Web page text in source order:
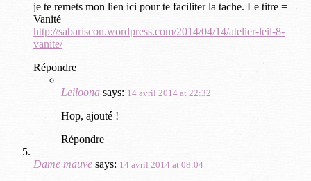
je te remets mon lien ici pour te faciliter la tache. Le titre =
Vanité
http://sabariscon.wordpress.com/2014/04/14/atelier-leil-8-
vanite/
Répondre
Leiloona says: 14 avril 2014 at 22:32
Hop, ajouté !
Répondre
Dame mauve says: 14 avril 2014 at 08:04